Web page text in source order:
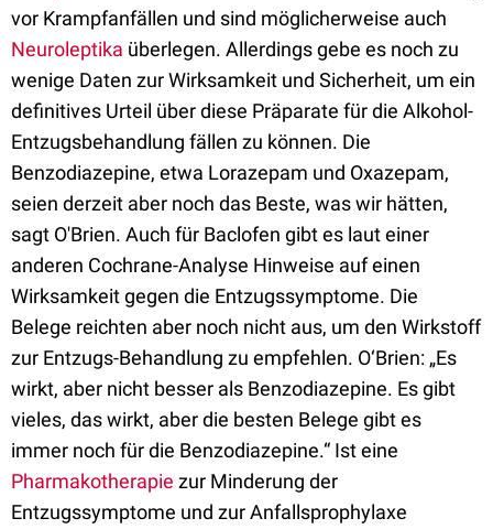
vor Krampfanfällen und sind möglicherweise auch
Neuroleptika überlegen. Allerdings gebe es noch zu
wenige Daten zur Wirksamkeit und Sicherheit, um ein
definitives Urteil über diese Präparate für die Alkohol-
Entzugsbehandlung fällen zu können. Die
Benzodiazepine, etwa Lorazepam und Oxazepam,
seien derzeit aber noch das Beste, was wir hätten,
sagt O'Brien. Auch für Baclofen gibt es laut einer
anderen Cochrane-Analyse Hinweise auf einen
Wirksamkeit gegen die Entzugssymptome. Die
Belege reichten aber noch nicht aus, um den Wirkstoff
zur Entzugs-Behandlung zu empfehlen. O‘Brien: „Es
wirkt, aber nicht besser als Benzodiazepine. Es gibt
vieles, das wirkt, aber die besten Belege gibt es
immer noch für die Benzodiazepine.“ Ist eine
Pharmakotherapie zur Minderung der
Entzugssymptome und zur Anfallsprophylaxe